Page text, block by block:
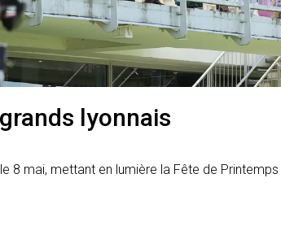
lyonnais
8 mai, mettant en lumière la Fête de